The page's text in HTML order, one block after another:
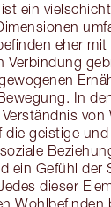
ein
eher
Verbindung
In
von
die geistige
ein Gefühl der
dieser
Wohlbefinden